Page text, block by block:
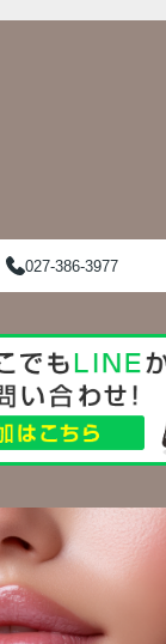
027-386-3977